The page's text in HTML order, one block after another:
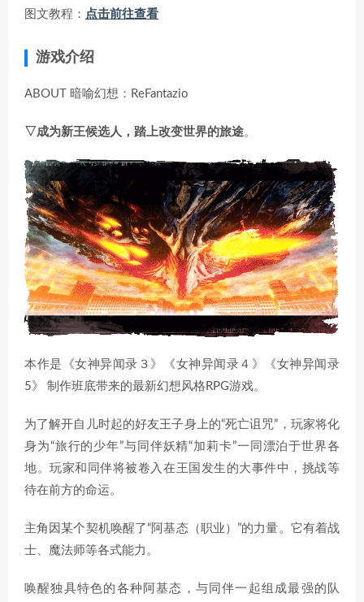
图文教程： 点击前往查看
游戏介绍
ABOUT 暗喻幻想：ReFantazio
▽成为新王候选人，踏上改变世界的旅途。
本作是《女神异闻录３》《女神异闻录４》《女神异闻录
5》 制作班底带来的最新幻想风格RPG游戏。
为了解开自儿时起的好友王子身上的“死亡诅咒”，玩家将化
身为“旅行的少年”与同伴妖精“加莉卡”一同漂泊于世界各
地。玩家和同伴将被卷入在王国发生的大事件中，挑战等
待在前方的命运。
主角因某个契机唤醒了“阿基态（职业）”的力量。它有着战
士、魔法师等各式能力。
唤醒独具特色的各种阿基态，与同伴一起组成最强的队